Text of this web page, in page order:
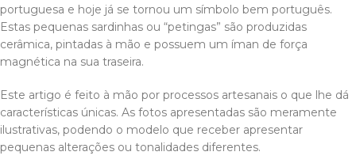
portuguesa e hoje já se tornou um símbolo bem português.
Estas pequenas sardinhas ou “petingas” são produzidas
cerâmica, pintadas à mão e possuem um íman de força
magnética na sua traseira.
Este artigo é feito à mão por processos artesanais o que lhe dá
características únicas. As fotos apresentadas são meramente
ilustrativas, podendo o modelo que receber apresentar
pequenas alterações ou tonalidades diferentes.